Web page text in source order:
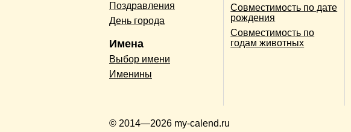
Поздравления
День города
Имена
Выбор имени
Именины
Совместимость по дате
рождения
Совместимость по
годам животных
© 2014—2026 my-calend.ru